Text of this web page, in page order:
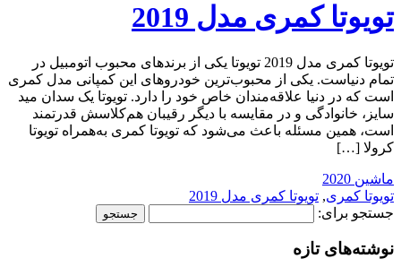
تویوتا کمری مدل 2019
تویوتا کمری مدل 2019 تویوتا یکی از برندهای محبوب اتومبیل در
تمام دنیاست. یکی از محبوب‌ترین خودروهای این کمپانی مدل کمری
است که در دنیا علاقه‌مندان خاص خود را دارد. تویوتا یک سدان مید
سایز، خانوادگی و در مقایسه با دیگر رقیبان هم‌کلاسش قدرتمند
است، همین مسئله باعث می‌شود که تویوتا کمری به‌همراه تویوتا
کرولا […]
ماشین 2020
تویوتا کمری, تویوتا کمری مدل 2019
جستجو برای:
نوشته‌های تازه